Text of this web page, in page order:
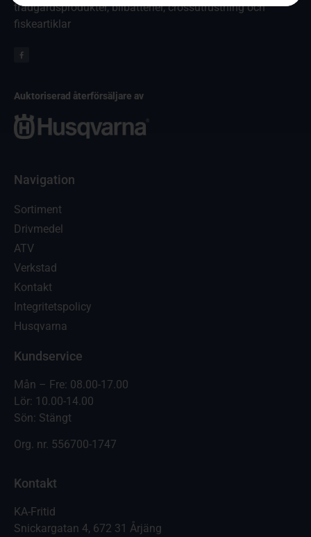
trädgårdsprodukter, bilbatterier, crossutrustning och
fiskeartiklar
Auktoriserad återförsäljare av
Navigation
Sortiment
Drivmedel
ATV
Verkstad
Kontakt
Integritetspolicy
Husqvarna
Kundservice
Mån – Fre: 08.00-17.00
Lör: 10.00-14.00
Sön: Stängt
Org. nr. 556700-1747
Kontakt
KA-Fritid
Snickargatan 4, 672 31 Årjäng